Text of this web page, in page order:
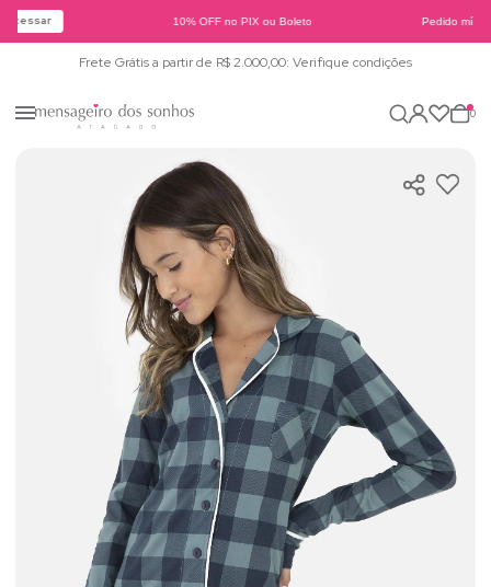
Acessar 10% OFF no PIX ou Boleto Pedido
Frete Grátis a partir de R$ 2.000,00: Verifique condições
0